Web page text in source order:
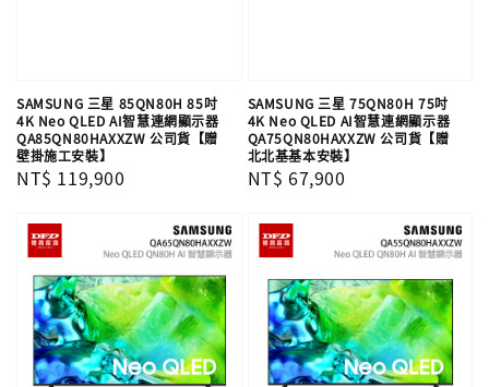
SAMSUNG 三星 85QN80H 85吋
4K Neo QLED AI智慧連網顯示器
QA85QN80HAXXZW 公司貨【贈
壁掛施工安裝】
Regular
NT$ 119,900
SAMSUNG 三星 75QN80H 75吋
4K Neo QLED AI智慧連網顯示器
QA75QN80HAXXZW 公司貨【贈
北北基基本安裝】
Regular
NT$ 67,900